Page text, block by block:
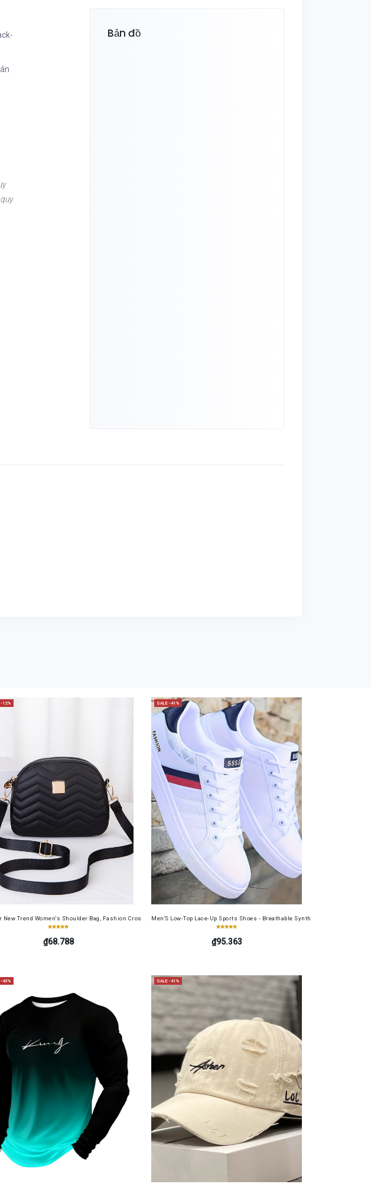
Bản đồ
Blocking Credit Card Holder, Portable Cash Wallet for Work, Business, Commuting, Office, Anniversary, Couples
Sweat-Resistant & Touch-Friendly for PUBG, LOL | Non-Slip & Reusable, Spider, Gaming Finger Tips, Static Electricity
-12%
New Trend Women's Shoulder Bag, Fashion Crossbody Bag for Daily Use, Fits Phone and Cosmetics, Square Bag
₫68.788
SALE -41%
Men'S Low-Top Lace-Up Sports Shoes - Breathable Synthetic Material,
₫95.363
-43% SALE -41%